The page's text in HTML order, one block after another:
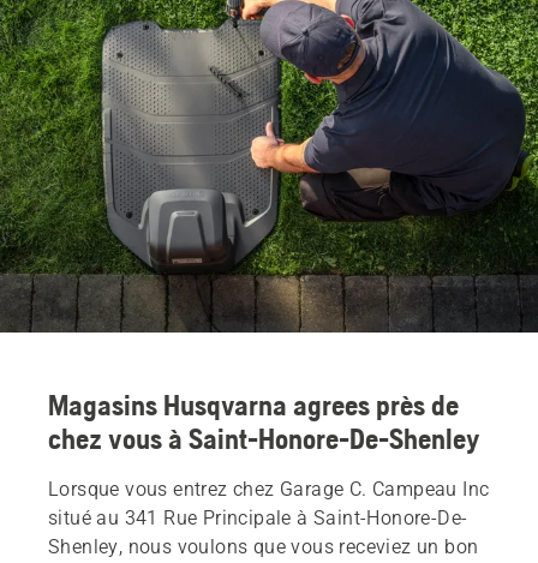
Magasins Husqvarna agrees près de
chez vous à Saint-Honore-De-Shenley
Lorsque vous entrez chez Garage C. Campeau Inc
situé au 341 Rue Principale à Saint-Honore-De-
Shenley, nous voulons que vous receviez un bon